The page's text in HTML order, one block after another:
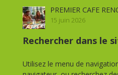
PREMIER CAFE
15 juin 2026
Rechercher dans le
Utilisez le menu de